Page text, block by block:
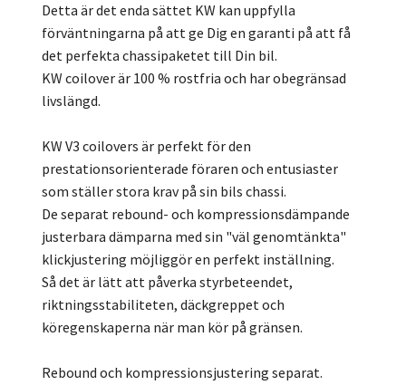
Detta är det enda sättet KW kan uppfylla
förväntningarna på att ge Dig en garanti på att få
det perfekta chassipaketet till Din bil.
KW coilover är 100 % rostfria och har obegränsad
livslängd.
KW V3 coilovers är perfekt för den
prestationsorienterade föraren och entusiaster
som ställer stora krav på sin bils chassi.
De separat rebound- och kompressionsdämpande
justerbara dämparna med sin "väl genomtänkta"
klickjustering möjliggör en perfekt inställning.
Så det är lätt att påverka styrbeteendet,
riktningsstabiliteten, däckgreppet och
köregenskaperna när man kör på gränsen.
Rebound och kompressionsjustering separat.